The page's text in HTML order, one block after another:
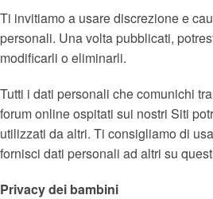
Ti invitiamo a usare discrezione e
personali. Una volta pubblicati,
modificarli o eliminarli.
Tutti i dati personali che comunichi
forum online ospitati sui nostri Siti
utilizzati da altri. Ti consigliamo di
fornisci dati personali ad altri su
Privacy dei bambini